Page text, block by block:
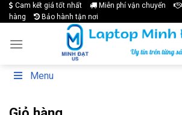
Skip
to
content
Cam kết giá tốt nhất Miễn phí vận chuyển
hàng
Bảo hành tận nơi
Menu